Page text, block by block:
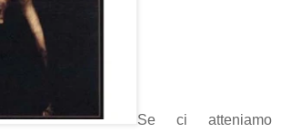
Se ci atteniamo